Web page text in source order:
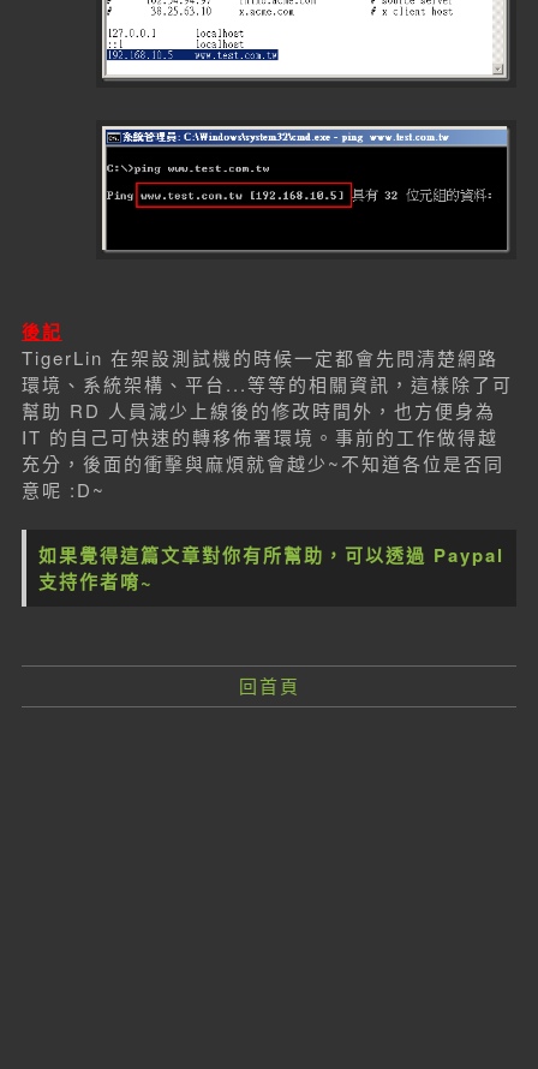
後記
TigerLin 在架設測試機的時候一定都會先問清楚網路
環境、系統架構、平台...等等的相關資訊，這樣除了可
幫助 RD 人員減少上線後的修改時間外，也方便身為
IT 的自己可快速的轉移佈署環境。事前的工作做得越
充分，後面的衝擊與麻煩就會越少~不知道各位是否同
意呢 :D~
如果覺得這篇文章對你有所幫助，可以透過 Paypal
支持作者唷~
回首頁